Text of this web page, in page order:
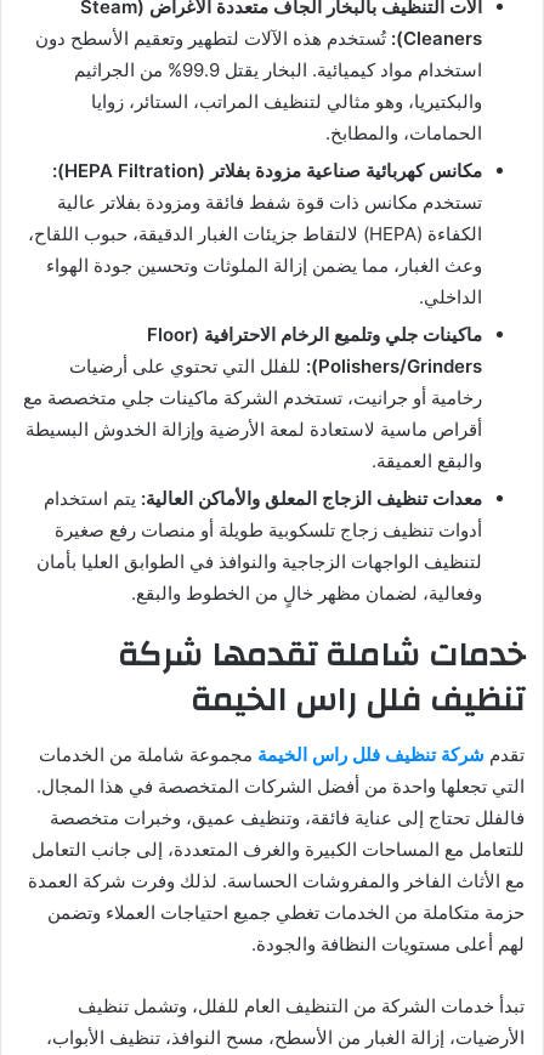
آلات التنظيف بالبخار الجاف متعددة الأغراض (Steam
Cleaners):
تُستخدم هذه الآلات لتطهير وتعقيم الأسطح دون
استخدام مواد كيميائية. البخار يقتل 99.9% من الجراثيم
والبكتيريا، وهو مثالي لتنظيف المراتب، الستائر، زوايا
الحمامات، والمطابخ.
مكانس كهربائية صناعية مزودة بفلاتر (HEPA Filtration):
تستخدم مكانس ذات قوة شفط فائقة ومزودة بفلاتر عالية
الكفاءة (HEPA) لالتقاط جزيئات الغبار الدقيقة، حبوب اللقاح،
وعث الغبار، مما يضمن إزالة الملوثات وتحسين جودة الهواء
الداخلي.
ماكينات جلي وتلميع الرخام الاحترافية (Floor
Polishers/Grinders):
للفلل التي تحتوي على أرضيات
رخامية أو جرانيت، تستخدم الشركة ماكينات جلي متخصصة مع
أقراص ماسية لاستعادة لمعة الأرضية وإزالة الخدوش البسيطة
والبقع العميقة.
معدات تنظيف الزجاج المعلق والأماكن العالية: يتم استخدام
أدوات تنظيف زجاج تلسكوبية طويلة أو منصات رفع صغيرة
لتنظيف الواجهات الزجاجية والنوافذ في الطوابق العليا بأمان
وفعالية، لضمان مظهر خالٍ من الخطوط والبقع.
خدمات شاملة تقدمها شركة
تنظيف فلل راس الخيمة
تقدم شركة تنظيف فلل راس الخيمة مجموعة شاملة من الخدمات
التي تجعلها واحدة من أفضل الشركات المتخصصة في هذا المجال.
فالفلل تحتاج إلى عناية فائقة، وتنظيف عميق، وخبرات متخصصة
للتعامل مع المساحات الكبيرة والغرف المتعددة، إلى جانب التعامل
مع الأثاث الفاخر والمفروشات الحساسة. لذلك وفرت شركة العمدة
حزمة متكاملة من الخدمات تغطي جميع احتياجات العملاء وتضمن
لهم أعلى مستويات النظافة والجودة.
تبدأ خدمات الشركة من التنظيف العام للفلل، وتشمل تنظيف
الأرضيات، إزالة الغبار من الأسطح، مسح النوافذ، تنظيف الأبواب،